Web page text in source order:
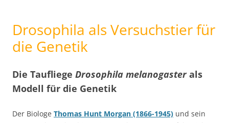
Drosophila als Versuchstier für
die Genetik
Die Taufliege Drosophila melanogasterals
Modell für die Genetik
Der Biologe Thomas Hunt Morgan (1866-1945) und sein